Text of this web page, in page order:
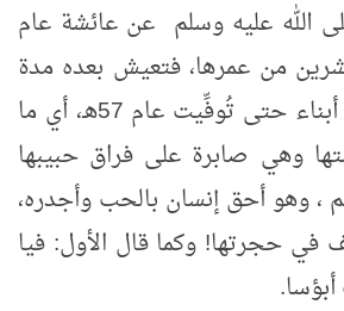
الله عليه وسلم عن عائشة عام
من عمرها، فتعيش بعده مدة
طويلة بلا زوج ولا أبناء حتى تُوفِّيت عام 57هـ، أي ما
قضتها وهي صابرة على فراق حبيبها
، وهو أحق إنسان بالحب وأجدره،
في حجرتها! وكما قال الأول: فيا